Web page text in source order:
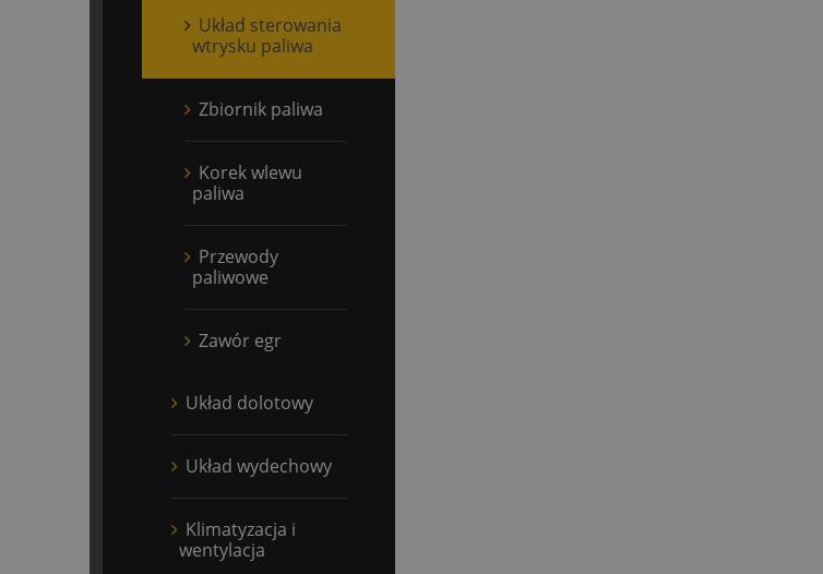
Układ sterowania
wtrysku paliwa
Zbiornik paliwa
Korek wlewu
paliwa
Przewody
paliwowe
Zawór egr
Układ dolotowy
Układ wydechowy
Klimatyzacja i
wentylacja